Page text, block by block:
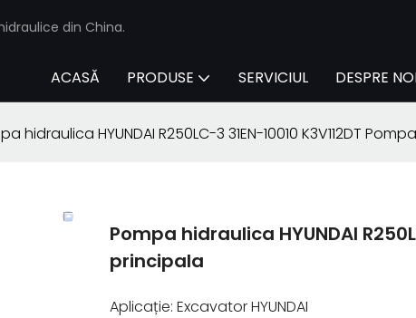
din China.
ACASĂ PRODUSE SERVICIUL DESPRE
hidraulica HYUNDAI R250LC-3 31EN-10010 K3V112DT
Pompa hidraulica HYUNDAI
principala
Aplicație: Excavator HYUNDAI